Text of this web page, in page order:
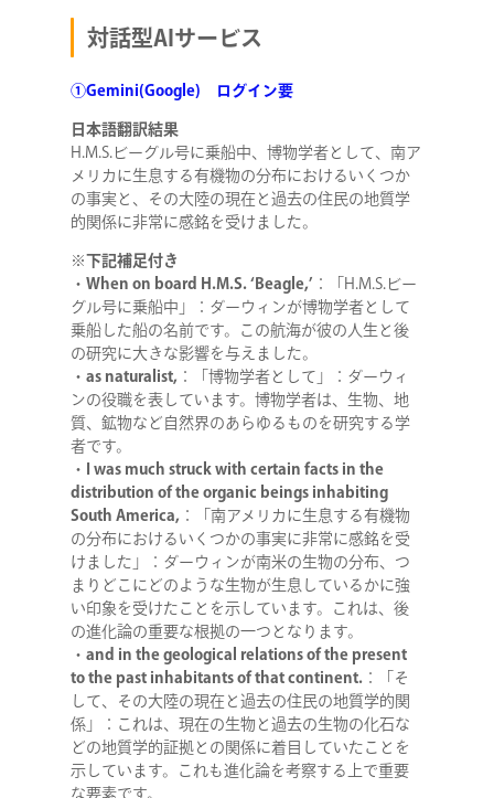
COMPANY
SERVICE
対話型AIサービス
①Gemini(Google) ログイン要
日本語翻訳結果
H.M.S.ビーグル号に乗船中、博物学者として、南ア
メリカに生息する有機物の分布におけるいくつか
の事実と、その大陸の現在と過去の住民の地質学
的関係に非常に感銘を受けました。
※下記補足付き
・ When on board H.M.S. ‘Beagle,’ ：「H.M.S.ビー
グル号に乗船中」：ダーウィンが博物学者として
乗船した船の名前です。この航海が彼の人生と後
の研究に大きな影響を与えました。
・ as naturalist, ：「博物学者として」：ダーウィ
ンの役職を表しています。博物学者は、生物、地
質、鉱物など自然界のあらゆるものを研究する学
者です。
・
I was much struck with certain facts in the
distribution of the organic beings inhabiting
South America, ：「南アメリカに生息する有機物
の分布におけるいくつかの事実に非常に感銘を受
けました」：ダーウィンが南米の生物の分布、つ
まりどこにどのような生物が生息しているかに強
い印象を受けたことを示しています。これは、後
の進化論の重要な根拠の一つとなります。
・ and in the geological relations of the present
to the past inhabitants of that continent. ：「そ
して、その大陸の現在と過去の住民の地質学的関
係」：これは、現在の生物と過去の生物の化石な
どの地質学的証拠との関係に着目していたことを
示しています。これも進化論を考察する上で重要
な要素です。